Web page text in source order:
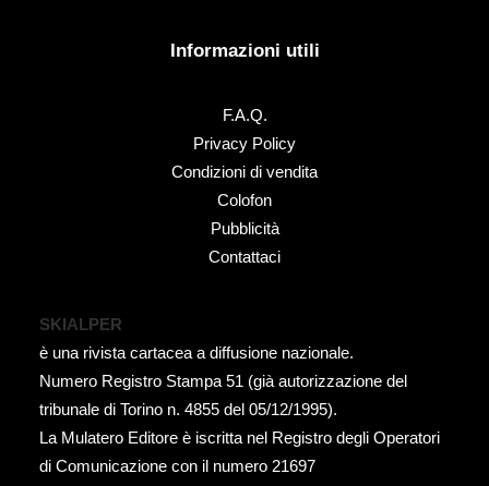
Informazioni utili
F.A.Q.
Privacy Policy
Condizioni di vendita
Colofon
Pubblicità
Contattaci
SKIALPER
è una rivista cartacea a diffusione nazionale.
Numero Registro Stampa 51 (già autorizzazione del
tribunale di Torino n. 4855 del 05/12/1995).
La Mulatero Editore è iscritta nel Registro degli Operatori
di Comunicazione con il numero 21697